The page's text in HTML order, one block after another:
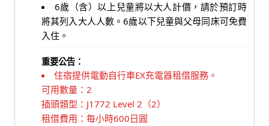
6歲（含）以上兒童將以大人計價，請於預訂時
將其列入大人人數。6歲以下兒童與父母同床可免費
入住。
重要公告：
住宿提供電動自行車EX充電器租借服務。
可用數量：2
插頭類型：J1772 Level 2（2）
租借費用：每小時600日圓